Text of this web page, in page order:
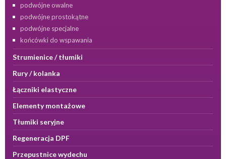
podwójne owalne
podwójne prostokątne
podwójne specjalne
końcówki do wspawania
Strumienice / tłumiki
Rury / kolanka
Łączniki elastyczne
Elementy montażowe
Tłumiki seryjne
Regeneracja DPF
Przepustnice wydechu